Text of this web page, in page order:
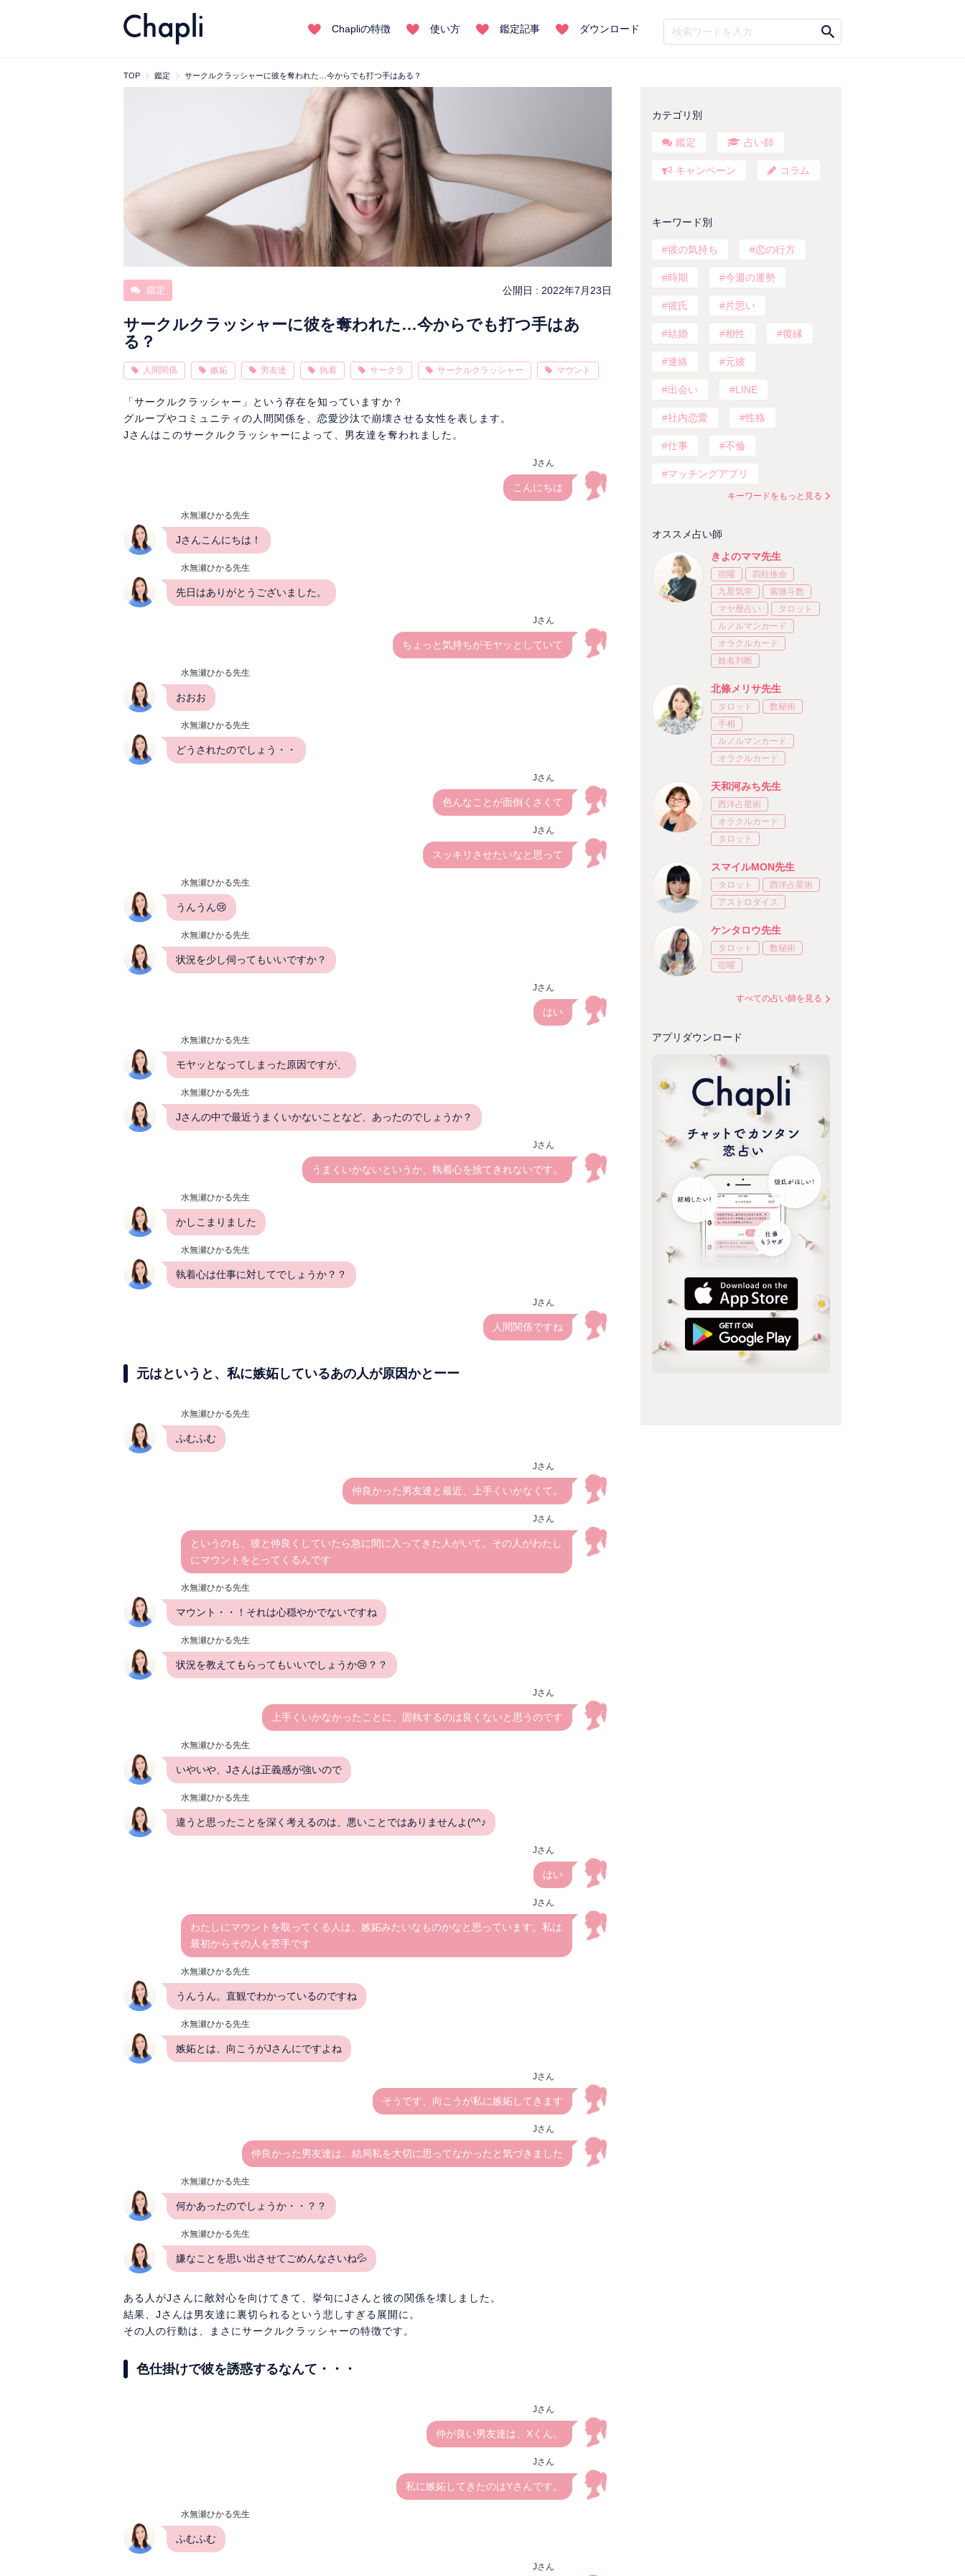
Chapliの特徴 使い方 鑑定記事 ダウンロード
TOP 鑑定 サークルクラッシャーに彼を奪われた…今からでも打つ手はある？
鑑定 公開日 : 2022年7月23日
サークルクラッシャーに彼を奪われた…今からでも打つ手はあ
る？
人間関係 嫉妬 男友達 執着 サークラ サークルクラッシャー マウント
「サークルクラッシャー」という存在を知っていますか？
グループやコミュニティの人間関係を、恋愛沙汰で崩壊させる女性を表します。
Jさんはこのサークルクラッシャーによって、男友達を奪われました。
Jさん
こんにちは
水無瀬ひかる先生
Jさんこんにちは！
水無瀬ひかる先生
先日はありがとうございました。
Jさん
ちょっと気持ちがモヤッとしていて
水無瀬ひかる先生
おおお
水無瀬ひかる先生
どうされたのでしょう・・
Jさん
色んなことが面倒くさくて
Jさん
スッキリさせたいなと思って
水無瀬ひかる先生
うんうん😢
水無瀬ひかる先生
状況を少し伺ってもいいですか？
Jさん
はい
水無瀬ひかる先生
モヤッとなってしまった原因ですが、
水無瀬ひかる先生
Jさんの中で最近うまくいかないことなど、あったのでしょうか？
Jさん
うまくいかないというか、執着心を捨てきれないです。
水無瀬ひかる先生
かしこまりました
水無瀬ひかる先生
執着心は仕事に対してでしょうか？？
Jさん
人間関係ですね
元はというと、私に嫉妬しているあの人が原因かとーー
水無瀬ひかる先生
ふむふむ
Jさん
仲良かった男友達と最近、上手くいかなくて。
Jさん
というのも、彼と仲良くしていたら急に間に入ってきた人がいて。その人がわたし
にマウントをとってくるんです
水無瀬ひかる先生
マウント・・！それは心穏やかでないですね
水無瀬ひかる先生
状況を教えてもらってもいいでしょうか😢？？
Jさん
上手くいかなかったことに、固執するのは良くないと思うのです
水無瀬ひかる先生
いやいや、Jさんは正義感が強いので
水無瀬ひかる先生
違うと思ったことを深く考えるのは、悪いことではありませんよ(^^♪
Jさん
はい
Jさん
わたしにマウントを取ってくる人は、嫉妬みたいなものかなと思っています。私は
最初からその人を苦手です
水無瀬ひかる先生
うんうん。直観でわかっているのですね
水無瀬ひかる先生
嫉妬とは、向こうがJさんにですよね
Jさん
そうです、向こうが私に嫉妬してきます
Jさん
仲良かった男友達は、結局私を大切に思ってなかったと気づきました
水無瀬ひかる先生
何かあったのでしょうか・・？？
水無瀬ひかる先生
嫌なことを思い出させてごめんなさいね💦
ある人がJさんに敵対心を向けてきて、挙句にJさんと彼の関係を壊しました。
結果、Jさんは男友達に裏切られるという悲しすぎる展開に。
その人の行動は、まさにサークルクラッシャーの特徴です。
色仕掛けで彼を誘惑するなんて・・・
Jさん
仲が良い男友達は、Xくん。
Jさん
私に嫉妬してきたのはYさんです。
水無瀬ひかる先生
ふむふむ
Jさん
カテゴリ別
鑑定 占い師
キャンペーン コラム
キーワード別
彼の気持ち 恋の行方
時期 今週の運勢
彼氏 片思い
結婚 相性 復縁
連絡 元彼
出会い LINE
社内恋愛 性格
仕事 不倫
マッチングアプリ
キーワードをもっと見る
オススメ占い師
きよのママ先生
宿曜
四柱推命
九星気学
紫微斗数
マヤ暦占い
タロット
ルノルマンカード
オラクルカード
姓名判断
北條メリサ先生
タロット
数秘術
手相
ルノルマンカード
オラクルカード
天和河みち先生
西洋占星術
オラクルカード
タロット
スマイルMON先生
タロット
西洋占星術
アストロダイス
ケンタロウ先生
タロット
数秘術
宿曜
すべての占い師を見る
アプリダウンロード